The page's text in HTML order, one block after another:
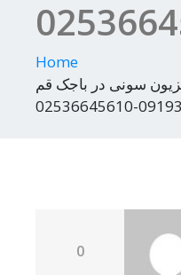
Home
سونی در باجک قم
0